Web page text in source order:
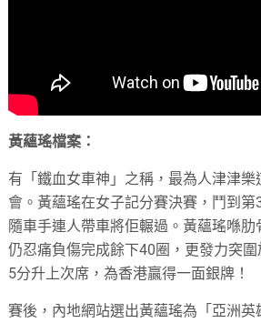
黃蘊瑤檔案：
有「鐵血女車神」之稱，最為人津津
會。黃蘊瑤在女子記分賽決賽，鬥到
隨車手連人帶車將佢輾過。黃蘊瑤喺肋
仍忍痛負傷完成餘下40圈，更發力突
5分升上次席，為香港贏得一面銀牌！
賽後，內地網站選出黃蘊瑤為「亞洲英